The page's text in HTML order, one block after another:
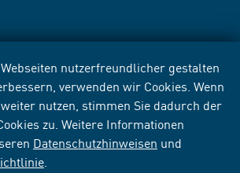
nutzerfreundlicher gestalten
verwenden wir Cookies. Wenn
nutzen, stimmen Sie dadurch der
zu. Weitere Informationen
Datenschutzhinweisen und